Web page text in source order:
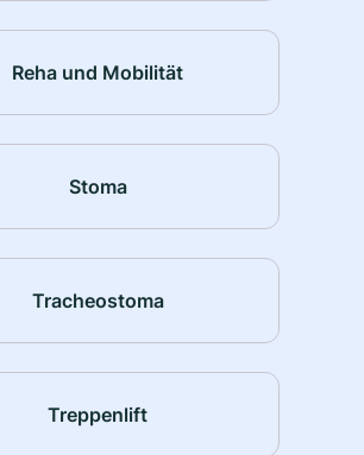
Reha und Mobilität
Stoma
Tracheostoma
Treppenlift